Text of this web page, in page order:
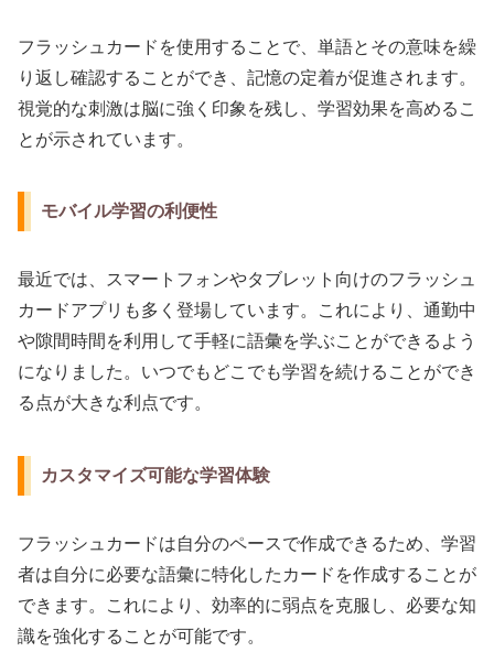
フラッシュカードを使用することで、単語とその意味を繰
り返し確認することができ、記憶の定着が促進されます。
視覚的な刺激は脳に強く印象を残し、学習効果を高めるこ
とが示されています。
モバイル学習の利便性
最近では、スマートフォンやタブレット向けのフラッシュ
カードアプリも多く登場しています。これにより、通勤中
や隙間時間を利用して手軽に語彙を学ぶことができるよう
になりました。いつでもどこでも学習を続けることができ
る点が大きな利点です。
カスタマイズ可能な学習体験
フラッシュカードは自分のペースで作成できるため、学習
者は自分に必要な語彙に特化したカードを作成することが
できます。これにより、効率的に弱点を克服し、必要な知
識を強化することが可能です。